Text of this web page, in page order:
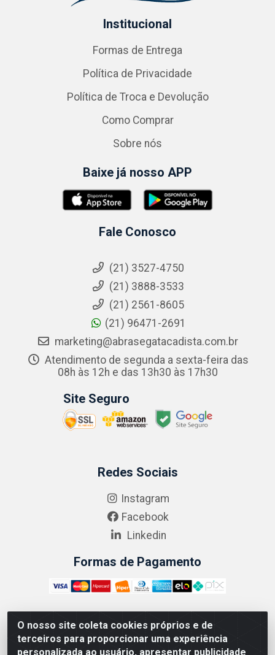
O nosso site coleta cookies próprios e de
terceiros para proporcionar uma experiência
personalizada ao usuário, apresentar publicidade
Institucional
Formas de Entrega
Política de Privacidade
Política de Troca e Devolução
Como Comprar
Sobre nós
Baixe já nosso APP
Fale Conosco
(21) 3527-4750
(21) 3888-3533
(21) 2561-8605
(21) 96471-2691
marketing@abrasegatacadista.com.br
Atendimento de segunda a sexta-feira das
08h às 12h e das 13h30 às 17h30
Site Seguro
Redes Sociais
Instagram
Facebook
Linkedin
Formas de Pagamento
ABRASEG COMÉRCIO ATACADISTA LTDA - CNPJ:
10.894.768/0001-00 - Avenida Lobo Júnior, 1045 -